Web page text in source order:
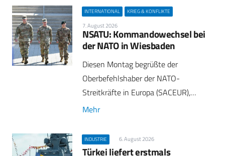
INTERNATIONAL KRIEG & KONFLIKTE
7. August 2026
NSATU: Kommandowechsel bei
der NATO in Wiesbaden
Diesen Montag begrüßte der
Oberbefehlshaber der NATO-
Streitkräfte in Europa (SACEUR),…
Mehr
INDUSTRIE 6. August 2026
Türkei liefert erstmals